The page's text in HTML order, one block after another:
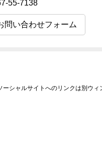
55-7138
問い合わせフォーム
ーシャルサイトへのリンクは別ウィ